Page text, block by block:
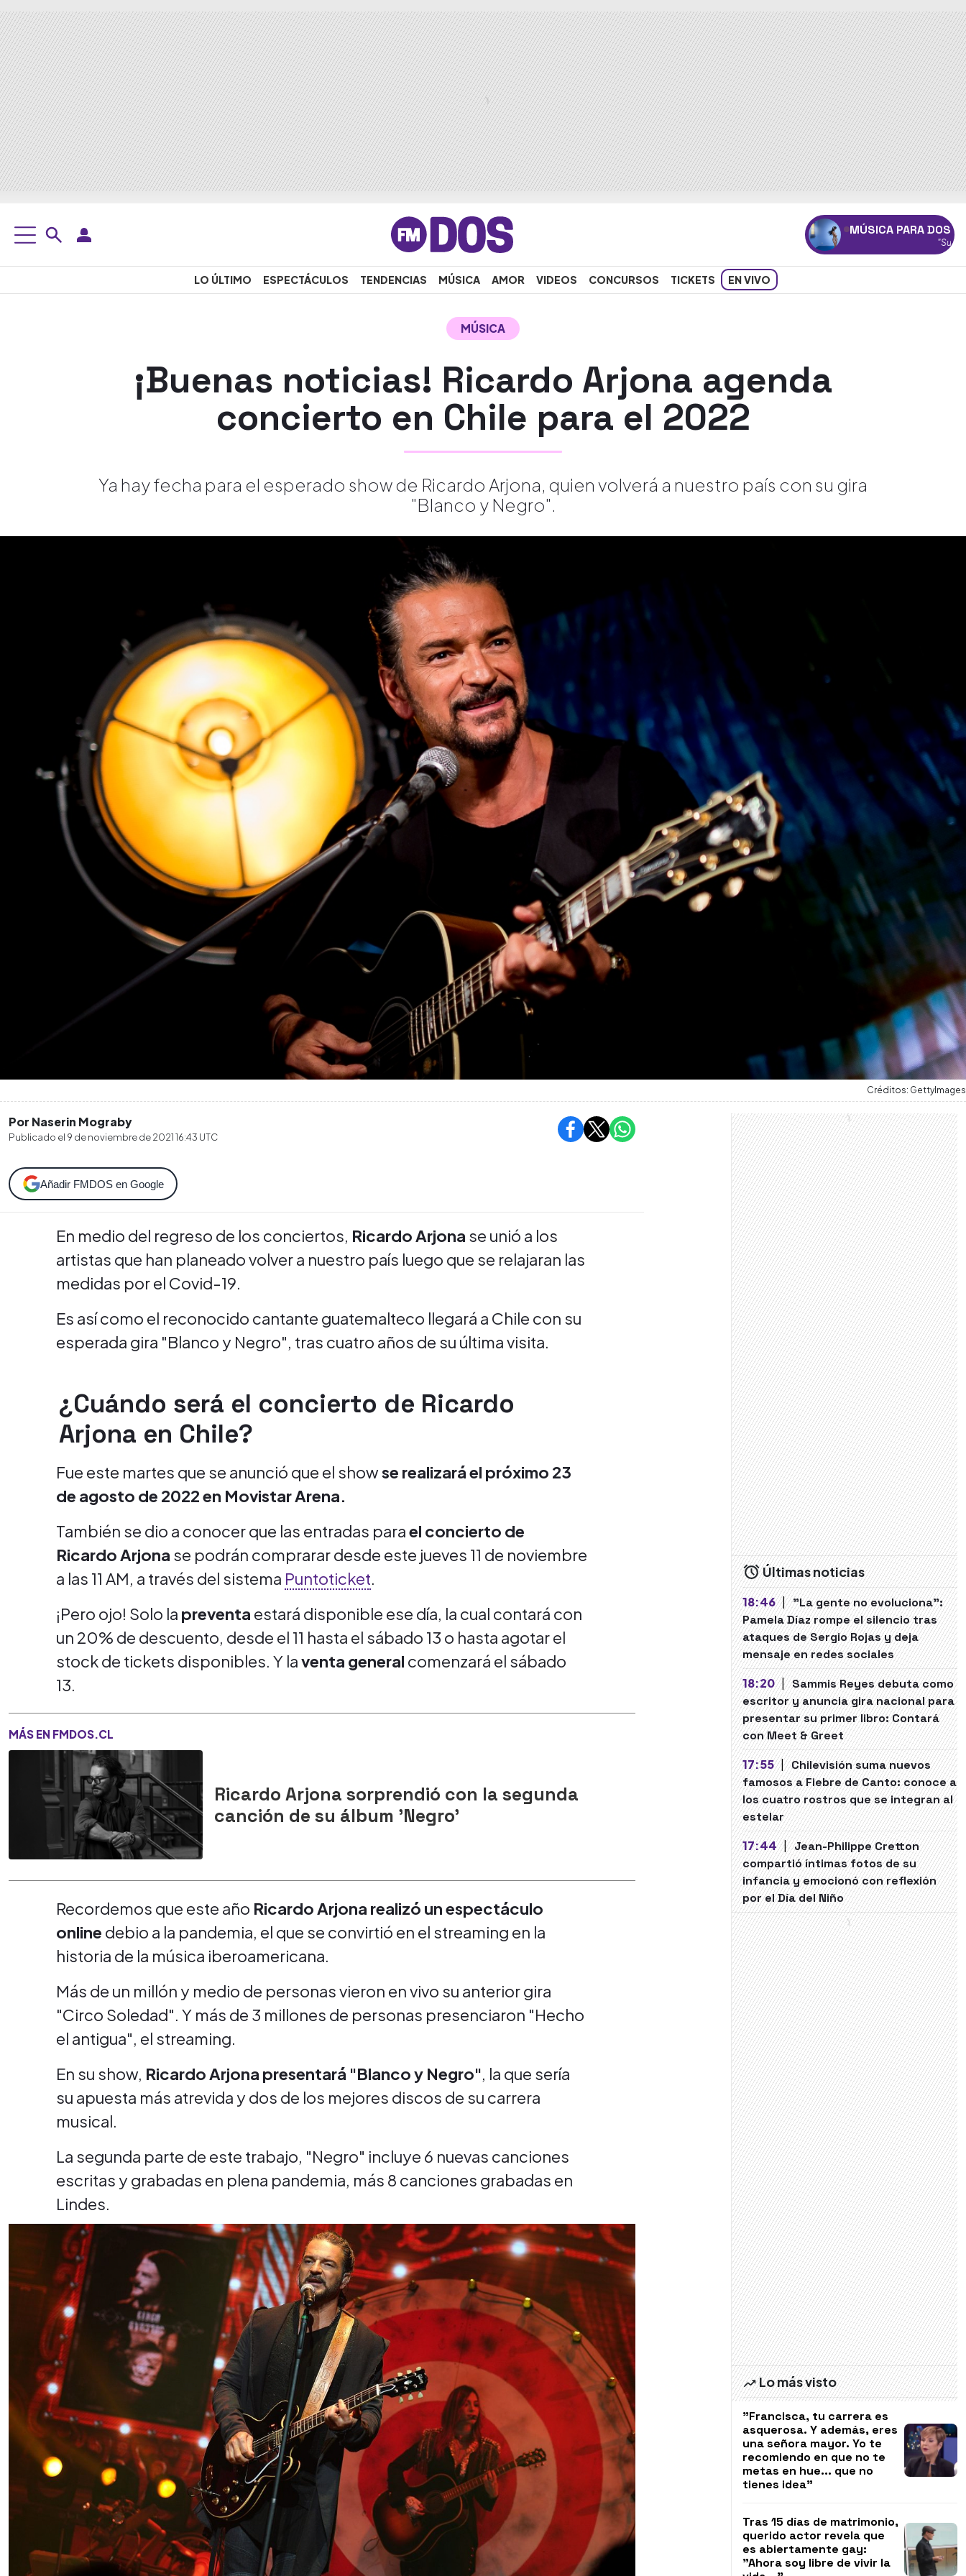
MÚSICA PARA DOS
"Superestrella"
LO ÚLTIMO ESPECTÁCULOS TENDENCIAS MÚSICA AMOR VIDEOS CONCURSOS TICKETS EN VIVO
MÚSICA
¡Buenas noticias! Ricardo Arjona agenda
concierto en Chile para el 2022
Ya hay fecha para el esperado show de Ricardo Arjona, quien volverá a nuestro país con su gira
"Blanco y Negro".
Créditos: GettyImages
Por Naserin Mograby
Publicado el 9 de noviembre de 2021 16:43 UTC
Añadir FMDOS en Google
En medio del regreso de los conciertos, Ricardo Arjona se unió a los
artistas que han planeado volver a nuestro país luego que se relajaran las
medidas por el Covid-19.
Es así como el reconocido cantante guatemalteco llegará a Chile con su
esperada gira "Blanco y Negro", tras cuatro años de su última visita.
¿Cuándo será el concierto de Ricardo
Arjona en Chile?
Fue este martes que se anunció que el showse realizará el próximo 23
de agosto de 2022 en Movistar Arena.
También se dio a conocer que las entradas parael concierto de
Ricardo Arjona se podrán comprarar desde este jueves 11 de noviembre
a las 11 AM, a través del sistema Puntoticket.
¡Pero ojo! Solo la preventa estará disponible ese día, la cual contará con
un 20% de descuento, desde el 11 hasta el sábado 13 o hasta agotar el
stock de tickets disponibles. Y laventa general comenzará el sábado
13.
MÁS EN FMDOS.CL
Ricardo Arjona sorprendió con la segunda
canción de su álbum 'Negro'
Recordemos que este año Ricardo Arjona realizó un espectáculo
online debio a la pandemia, el que se convirtió en el streaming en la
historia de la música iberoamericana.
Más de un millón y medio de personas vieron en vivo su anterior gira
"Circo Soledad". Y más de 3 millones de personas presenciaron "Hecho
el antigua", el streaming.
En su show, Ricardo Arjona presentará "Blanco y Negro", la que sería
su apuesta más atrevida y dos de los mejores discos de su carrera
musical.
La segunda parte de este trabajo, "Negro" incluye 6 nuevas canciones
escritas y grabadas en plena pandemia, más 8 canciones grabadas en
Lindes.
Últimas noticias
18:46 | "La gente no evoluciona":
Pamela Díaz rompe el silencio tras
ataques de Sergio Rojas y deja
mensaje en redes sociales
18:20 | Sammis Reyes debuta como
escritor y anuncia gira nacional para
presentar su primer libro: Contará
con Meet & Greet
17:55 | Chilevisión suma nuevos
famosos a Fiebre de Canto: conoce a
los cuatro rostros que se integran al
estelar
17:44 | Jean-Philippe Cretton
compartió íntimas fotos de su
infancia y emocionó con reflexión
por el Día del Niño
Lo más visto
"Francisca, tu carrera es
asquerosa. Y además, eres
una señora mayor. Yo te
recomiendo en que no te
metas en hue... que no
tienes idea"
Tras 15 días de matrimonio,
querido actor revela que
es abiertamente gay:
"Ahora soy libre de vivir la